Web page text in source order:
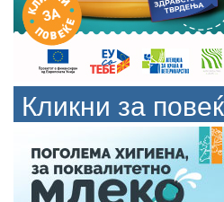
Кликни за